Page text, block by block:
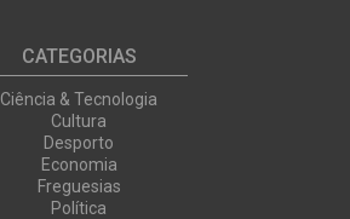
CATEGORIAS
Ciência & Tecnologia
Cultura
Desporto
Economia
Freguesias
Política